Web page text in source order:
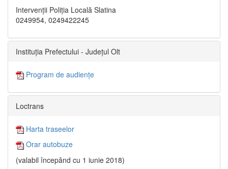
Intervenții Poliția Locală Slatina
0249954, 0249422245
Instituția Prefectului - Județul Olt
Program de audiențe
Loctrans
Harta traseelor
Orar autobuze
(valabil începând cu 1 iunie 2018)